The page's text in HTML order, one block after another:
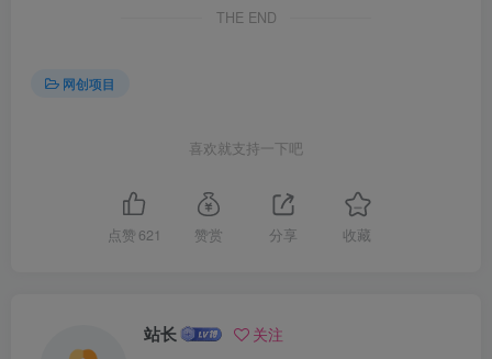
THE END
网创项目
喜欢就支持一下吧
点赞 621 赞赏 分享 收藏
站长 关注